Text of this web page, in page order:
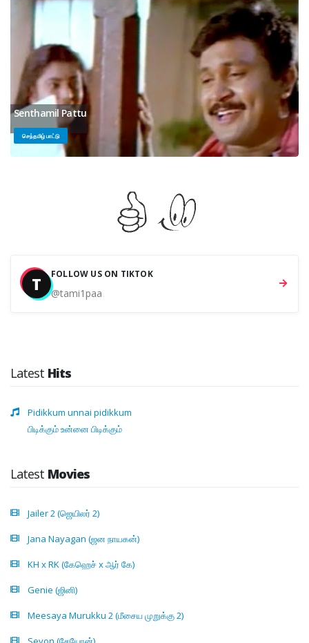
Senthamil Pattu
செந்தமிழ் பாட்டு
T FOLLOW US ON TIKTOK
@tami1paa
Latest Hits
Pidikkum unnai pidikkum
பிடிக்கும் உன்னை பிடிக்கும்
Latest Movies
Jailer 2 (ஜெயிலர் 2)
Jana Nayagan (ஜன நாயகன்)
KH x RK (கேஹெச் x ஆர் கே)
Genie (ஜினி)
Meesaya Murukku 2 (மீசைய முறுக்கு 2)